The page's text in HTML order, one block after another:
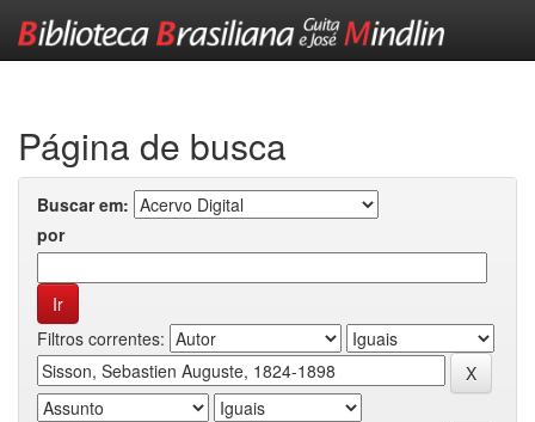
Página de busca
Buscar em:
por
Filtros correntes: